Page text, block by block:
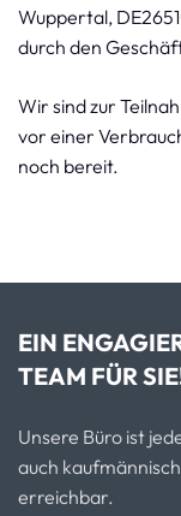
Wuppertal,
durch den
Wir sind zur
vor einer
noch bereit.
EIN
TEAM FÜR
Unsere Büro ist
auch
erreichbar.